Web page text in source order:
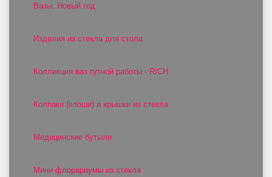
Вазы: Новый год
Изделия из стекла для стола
Коллекция ваз гутной работы - RICH
Колпаки (клоши) и крышки из стекла
Медицинские бутыли
Мини-флорариумы из стекла